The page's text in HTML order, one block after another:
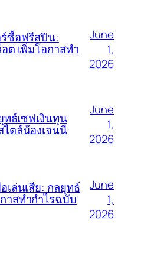
ร์ซื้อฟรีสปิน:
ต เพิ่มโอกาสทำ
June
1,
2026
ทธ์เซฟเงินทุน
ไตล์น้องเจนนี่
June
1,
2026
เล่นเสีย: กลยุทธ์
าสทำกำไรฉบับ
June
1,
2026